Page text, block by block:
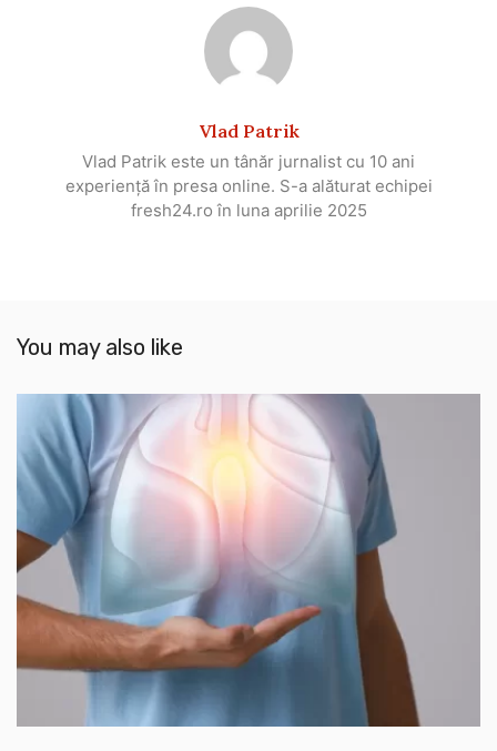
Vlad Patrik
Vlad Patrik este un tânăr jurnalist cu 10 ani
experiență în presa online. S-a alăturat echipei
fresh24.ro în luna aprilie 2025
You may also like